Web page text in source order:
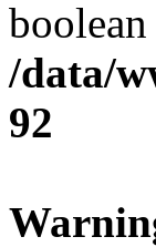
/data/
92